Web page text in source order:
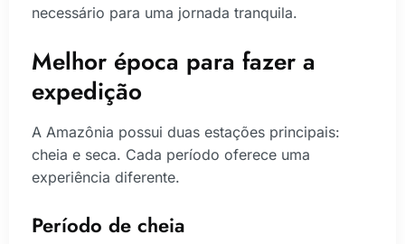
necessário para uma jornada tranquila.
Melhor época para fazer a
expedição
A Amazônia possui duas estações principais:
cheia e seca. Cada período oferece uma
experiência diferente.
Período de cheia